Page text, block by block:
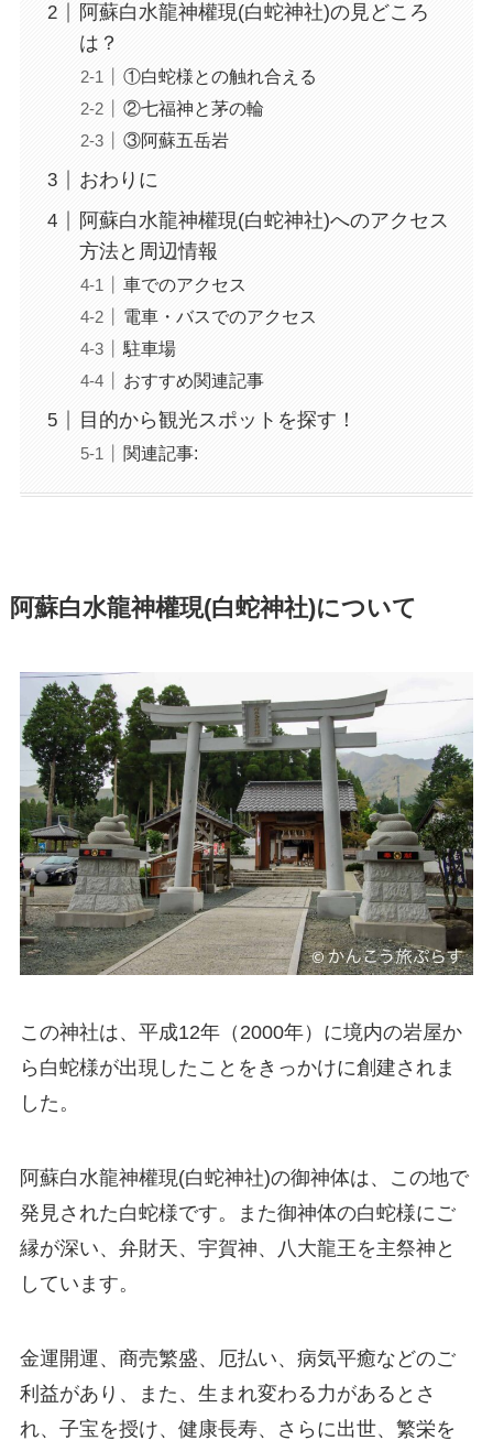
阿蘇白水龍神權現(白蛇神社)の見どころ
は？
①白蛇様との触れ合える
②七福神と茅の輪
③阿蘇五岳岩
おわりに
阿蘇白水龍神權現(白蛇神社)へのアクセス
方法と周辺情報
車でのアクセス
電車・バスでのアクセス
駐車場
おすすめ関連記事
目的から観光スポットを探す！
関連記事:
阿蘇白水龍神權現(白蛇神社)について
この神社は、平成12年（2000年）に境内の岩屋か
ら白蛇様が出現したことをきっかけに創建されま
した。
阿蘇白水龍神權現(白蛇神社)の御神体は、この地で
発見された白蛇様です。また御神体の白蛇様にご
縁が深い、弁財天、宇賀神、八大龍王を主祭神と
しています。
金運開運、商売繁盛、厄払い、病気平癒などのご
利益があり、また、生まれ変わる力があるとさ
れ、子宝を授け、健康長寿、さらに出世、繁栄を